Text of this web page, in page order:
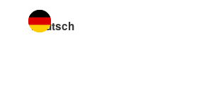
Sprache wechseln zu